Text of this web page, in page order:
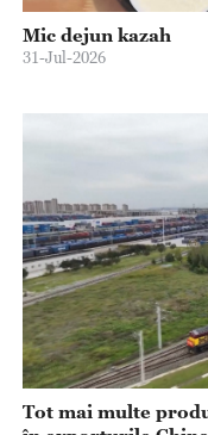
Mic dejun kazah
31-Jul-2026
Tot mai multe